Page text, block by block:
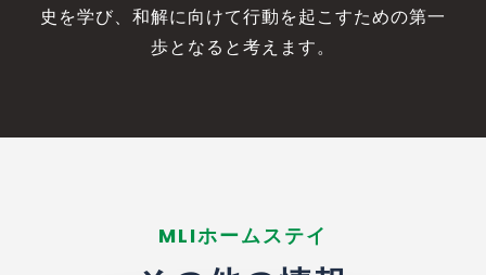
史を学び、和解に向けて行動を起こすための第一
歩となると考えます。
MLIホームステイ